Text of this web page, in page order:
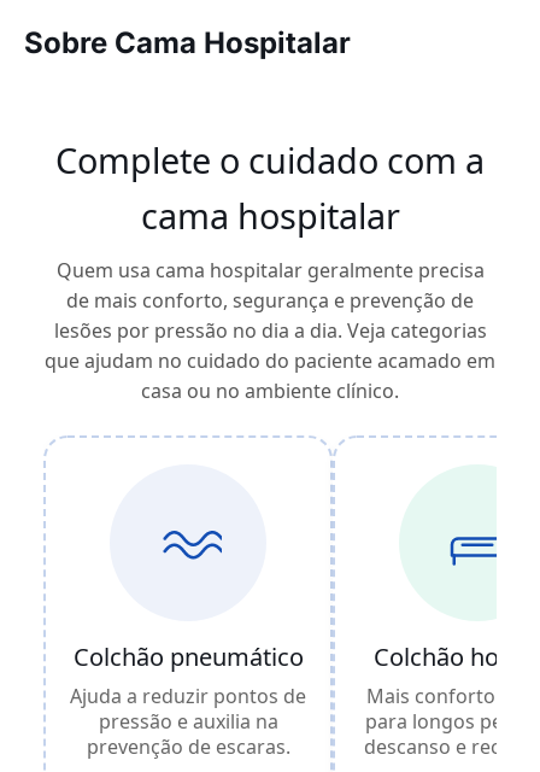
Sobre Cama Hospitalar
Complete o cuidado com a
cama hospitalar
Quem usa cama hospitalar geralmente precisa
de mais conforto, segurança e prevenção de
lesões por pressão no dia a dia. Veja categorias
que ajudam no cuidado do paciente acamado em
casa ou no ambiente clínico.
Colchão pneumático
Ajuda a reduzir pontos de
pressão e auxilia na
prevenção de escaras.
Colchão
Mais conforto e
para longos
descanso e